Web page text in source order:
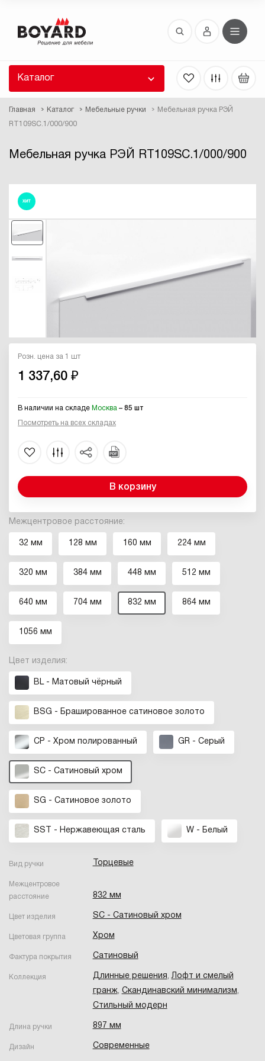
Каталог
Главная Каталог Мебельные ручки Мебельная ручка РЭЙ
RT109SC.1/000/900
Мебельная ручка РЭЙ RT109SC.1/000/900
ХИТ
Межцентровое расстояние:
32 мм 128 мм 160 мм 224 мм
320 мм 384 мм 448 мм 512 мм
640 мм 704 мм 832 мм 864 мм
1056 мм
Цвет изделия:
BL - Матовый чёрный
BSG - Брашированное cатиновое золото
CP - Хром полированный GR - Серый
SC - Сатиновый хром
SG - Сатиновое золото
SST - Нержавеющая сталь W - Белый
Вид ручки Торцевые
Межцентровое
расстояние
832 мм
Цвет изделия SC - Сатиновый хром
Цветовая группа Хром
Фактура покрытия Сатиновый
Коллекция Длинные решения,Лофт и смелый
гранж, Скандинавский минимализм,
Стильный модерн
Длина ручки 897 мм
Дизайн Современные
Розн. цена за 1 шт
1 337,60 ₽
В наличии на складе Москва – 85 шт
Посмотреть на всех складах
В корзину
Восстановление пароля
высланы вам по E-Mail.
ссылку для восстановления